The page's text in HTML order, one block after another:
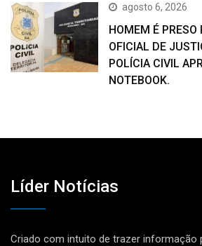
agosto 6, 2026
HOMEM É PRESO
OFICIAL DE
POLÍCIA CIVIL
NOTEBOOK.
Líder Notícias
Criado com intuito de trazer informação